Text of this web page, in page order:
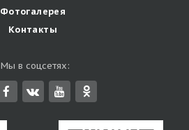
Фотогалерея
Контакты
Мы в соцсетях: